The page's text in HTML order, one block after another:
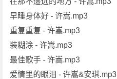
早睡身体好 - 许嵩.mp3
重复重复 - 许嵩.mp3
装糊涂 - 许嵩.mp3
最佳歌手 - 许嵩.mp3
爱情里的眼泪 - 许嵩&安琪.mp3